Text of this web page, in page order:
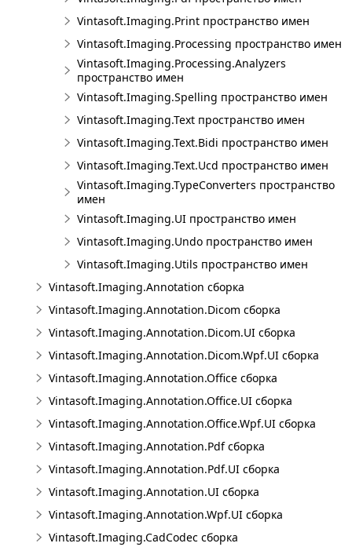
Vintasoft.Imaging.Print пространство имен
Vintasoft.Imaging.Processing пространство имен
Vintasoft.Imaging.Processing.Analyzers
пространство имен
Vintasoft.Imaging.Spelling пространство имен
Vintasoft.Imaging.Text пространство имен
Vintasoft.Imaging.Text.Bidi пространство имен
Vintasoft.Imaging.Text.Ucd пространство имен
Vintasoft.Imaging.TypeConverters пространство
имен
Vintasoft.Imaging.UI пространство имен
Vintasoft.Imaging.Undo пространство имен
Vintasoft.Imaging.Utils пространство имен
Vintasoft.Imaging.Annotation сборка
Vintasoft.Imaging.Annotation.Dicom сборка
Vintasoft.Imaging.Annotation.Dicom.UI сборка
Vintasoft.Imaging.Annotation.Dicom.Wpf.UI сборка
Vintasoft.Imaging.Annotation.Office сборка
Vintasoft.Imaging.Annotation.Office.UI сборка
Vintasoft.Imaging.Annotation.Office.Wpf.UI сборка
Vintasoft.Imaging.Annotation.Pdf сборка
Vintasoft.Imaging.Annotation.Pdf.UI сборка
Vintasoft.Imaging.Annotation.UI сборка
Vintasoft.Imaging.Annotation.Wpf.UI сборка
Vintasoft.Imaging.CadCodec сборка